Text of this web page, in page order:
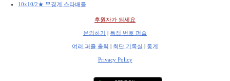
10x10/2★ 무경계 스타배틀
후원자가 되세요
문의하기 | 특정 번호 퍼즐
여러 퍼즐 출력 | 최단 기록실 | 통계
Privacy Policy